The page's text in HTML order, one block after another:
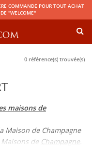
COMMANDE POUR TOUT ACHAT
"WELCOME"
0 référence(s) trouvée(s)
maisons de
Maison de Champagne
de Champagne